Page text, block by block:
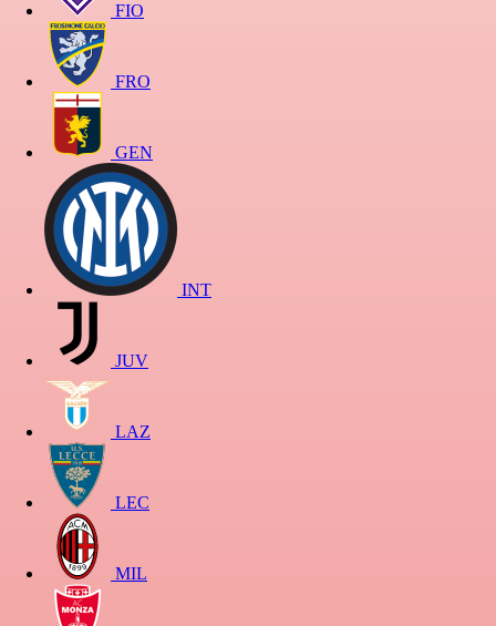
FIO
FRO
GEN
INT
JUV
LAZ
LEC
MIL